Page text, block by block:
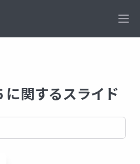
関するスライド